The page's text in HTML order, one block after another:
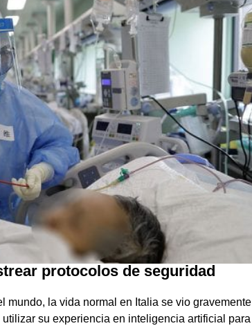
protocolos de seguridad
mundo, la vida normal en Italia se vio gravemente
su experiencia en inteligencia artificial para